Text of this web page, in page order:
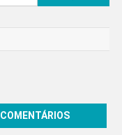
por:
COMENTÁRIOS